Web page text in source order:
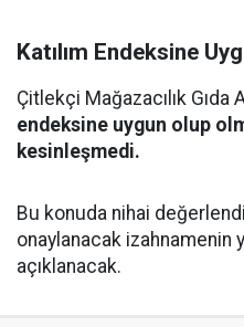
Katılım Endeksine
Çitlekçi Mağazacılık Gıda
endeksine uygun olup
kesinleşmedi.
Bu konuda nihai
onaylanacak izahnamenin
açıklanacak.